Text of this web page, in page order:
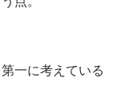
一に考えている